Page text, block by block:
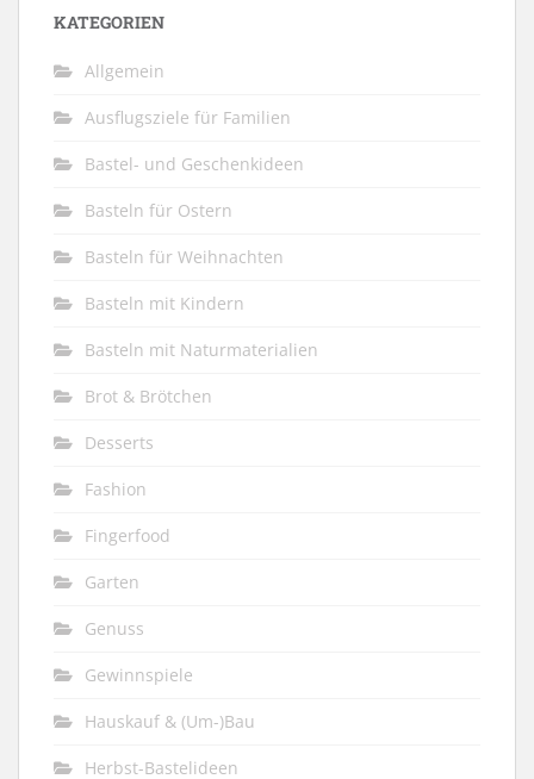
KATEGORIEN
Allgemein
Ausflugsziele für Familien
Bastel- und Geschenkideen
Basteln für Ostern
Basteln für Weihnachten
Basteln mit Kindern
Basteln mit Naturmaterialien
Brot & Brötchen
Desserts
Fashion
Fingerfood
Garten
Genuss
Gewinnspiele
Hauskauf & (Um-)Bau
Herbst-Bastelideen